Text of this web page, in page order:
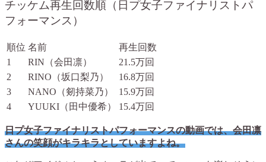
チッケム再生回数順（日プ女子ファイナリストパ
フォーマンス）
順位 名前
再生回数
1
RIN（会田凛）
21.5万回
2
RINO（坂口梨乃）
16.8万回
3
NANO（剱持菜乃）
15.9万回
4
YUUKI（田中優希） 15.4万回
日プ女子ファイナリストパフォーマンスの動画では、会田凛
さんの笑顔がキラキラとしていますよね。